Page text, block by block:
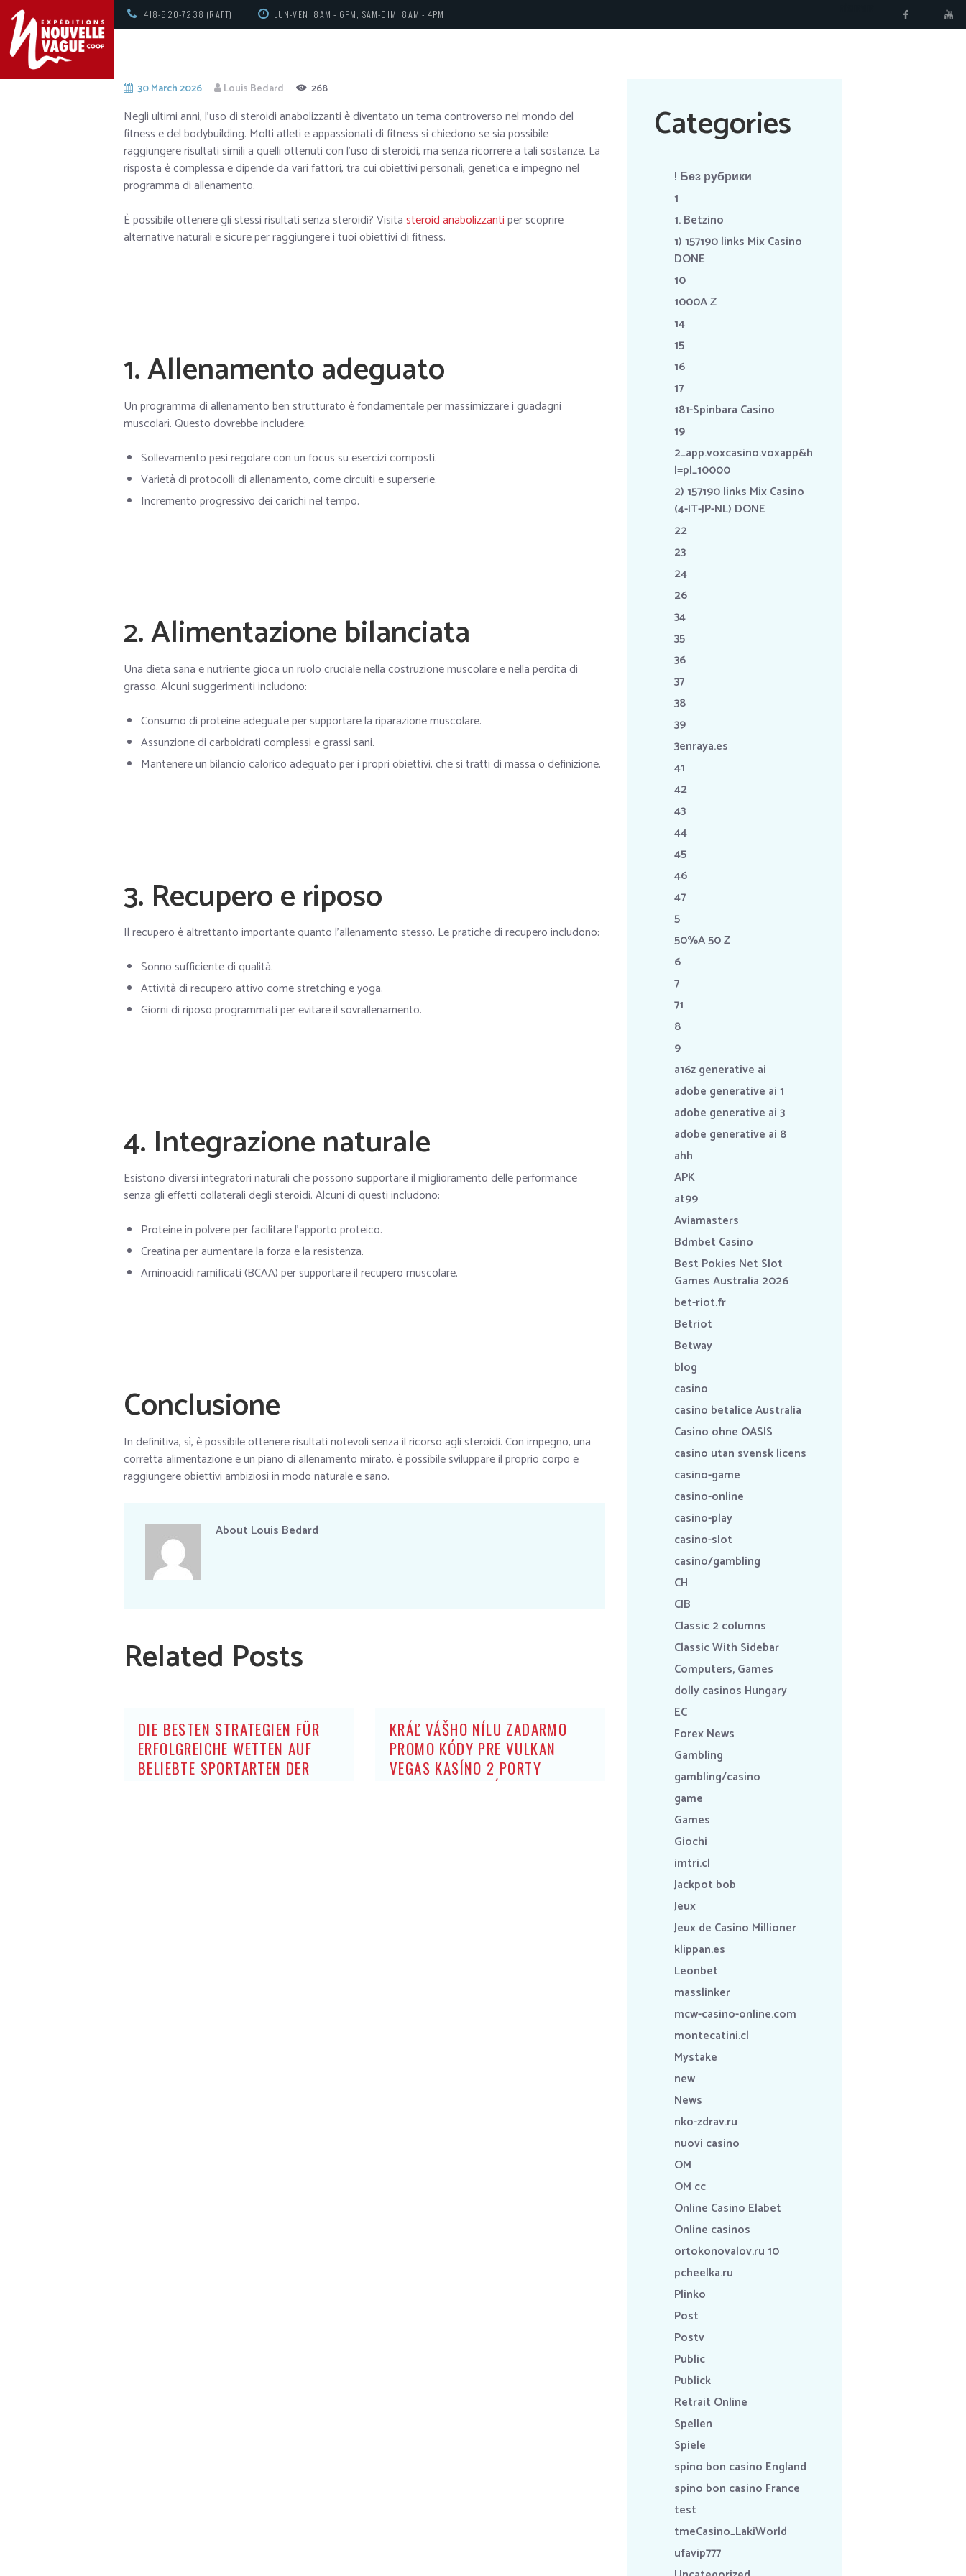
418-520-7238 (RAFT) LUN-VEN: 8AM - 6PM, SAM-DIM: 8AM - 4PM
30 March 2026 Louis Bedard 268
Negli ultimi anni, l’uso di steroidi anabolizzanti è diventato un tema controverso nel mondo del
fitness e del bodybuilding. Molti atleti e appassionati di fitness si chiedono se sia possibile
raggiungere risultati simili a quelli ottenuti con l’uso di steroidi, ma senza ricorrere a tali sostanze. La
risposta è complessa e dipende da vari fattori, tra cui obiettivi personali, genetica e impegno nel
programma di allenamento.
È possibile ottenere gli stessi risultati senza steroidi? Visitasteroid anabolizzantiper scoprire
alternative naturali e sicure per raggiungere i tuoi obiettivi di fitness.
1. Allenamento adeguato
Un programma di allenamento ben strutturato è fondamentale per massimizzare i guadagni
muscolari. Questo dovrebbe includere:
Sollevamento pesi regolare con un focus su esercizi composti.
Varietà di protocolli di allenamento, come circuiti e superserie.
Incremento progressivo dei carichi nel tempo.
2. Alimentazione bilanciata
Una dieta sana e nutriente gioca un ruolo cruciale nella costruzione muscolare e nella perdita di
grasso. Alcuni suggerimenti includono:
Consumo di proteine adeguate per supportare la riparazione muscolare.
Assunzione di carboidrati complessi e grassi sani.
Mantenere un bilancio calorico adeguato per i propri obiettivi, che si tratti di massa o definizione.
3. Recupero e riposo
Il recupero è altrettanto importante quanto l’allenamento stesso. Le pratiche di recupero includono:
Sonno sufficiente di qualità.
Attività di recupero attivo come stretching e yoga.
Giorni di riposo programmati per evitare il sovrallenamento.
4. Integrazione naturale
Esistono diversi integratori naturali che possono supportare il miglioramento delle performance
senza gli effetti collaterali degli steroidi. Alcuni di questi includono:
Proteine in polvere per facilitare l’apporto proteico.
Creatina per aumentare la forza e la resistenza.
Aminoacidi ramificati (BCAA) per supportare il recupero muscolare.
Conclusione
In definitiva, sì, è possibile ottenere risultati notevoli senza il ricorso agli steroidi. Con impegno, una
corretta alimentazione e un piano di allenamento mirato, è possibile sviluppare il proprio corpo e
raggiungere obiettivi ambiziosi in modo naturale e sano.
About Louis Bedard
Related Posts
DIE BESTEN STRATEGIEN FÜR
ERFOLGREICHE WETTEN AUF
BELIEBTE SPORTARTEN DER
KRÁĽ VÁŠHO NÍLU ZADARMO
PROMO KÓDY PRE VULKAN
VEGAS KASÍNO 2 PORTY
ZADARMO: BEZ ZÍSKANIA HRY
Categories
! Без рубрики
1
1. Betzino
1) 157190 links Mix Casino
DONE
10
1000A Z
14
15
16
17
181-Spinbara Casino
19
2_app.voxcasino.voxapp&h
l=pl_10000
2) 157190 links Mix Casino
(4-IT-JP-NL) DONE
22
23
24
26
34
35
36
37
38
39
3enraya.es
41
42
43
44
45
46
47
5
50%A 50 Z
6
7
71
8
9
a16z generative ai
adobe generative ai 1
adobe generative ai 3
adobe generative ai 8
ahh
APK
at99
Aviamasters
Bdmbet Casino
Best Pokies Net Slot
Games Australia 2026
bet-riot.fr
Betriot
Betway
blog
casino
casino betalice Australia
Casino ohne OASIS
casino utan svensk licens
casino-game
casino-online
casino-play
casino-slot
casino/gambling
CH
CIB
Classic 2 columns
Classic With Sidebar
Computers, Games
dolly casinos Hungary
EC
Forex News
Gambling
gambling/casino
game
Games
Giochi
imtri.cl
Jackpot bob
Jeux
Jeux de Casino Millioner
klippan.es
Leonbet
masslinker
mcw-casino-online.com
montecatini.cl
Mystake
new
News
nko-zdrav.ru
nuovi casino
OM
OM cc
Online Casino Elabet
Online casinos
ortokonovalov.ru 10
pcheelka.ru
Plinko
Post
Postv
Public
Publick
Retrait Online
Spellen
Spiele
spino bon casino England
spino bon casino France
test
tmeCasino_LakiWorld
ufavip777